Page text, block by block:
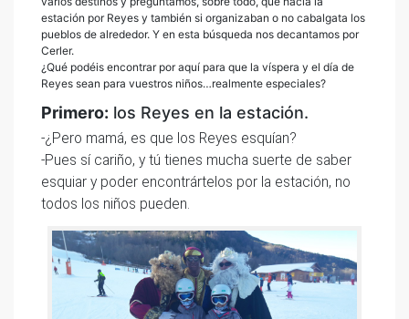
estación por Reyes y también si organizaban o no cabalgata los
pueblos de alrededor. Y en esta búsqueda nos decantamos por
Cerler.
¿Qué podéis encontrar por aquí para que la víspera y el día de
Reyes sean para vuestros niños…realmente especiales?
Primero: los Reyes en la estación.
-¿Pero mamá, es que los Reyes esquían?
-Pues sí cariño, y tú tienes mucha suerte de saber
esquiar y poder encontrártelos por la estación, no
todos los niños pueden.